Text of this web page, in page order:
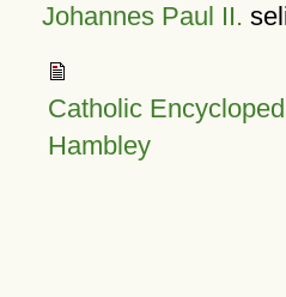
Johannes Paul II.
Catholic
Hambley